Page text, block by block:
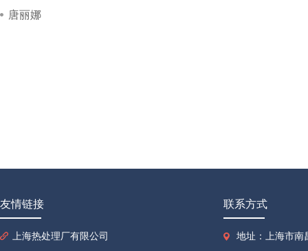
唐丽娜
友情链接
上海热处理厂有限公司
联系方式
地址：上海市南